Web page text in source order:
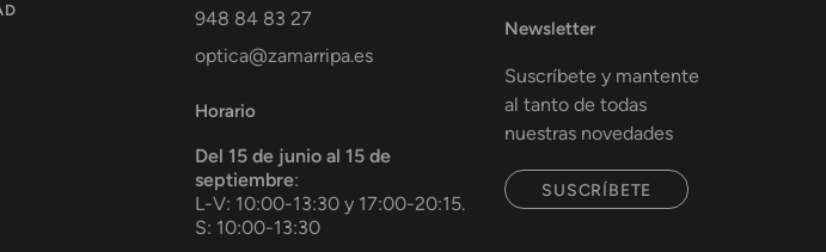
948 84 83 27
optica@zamarripa.es
Horario
Del 15 de junio al 15 de
septiembre:
L-V: 10:00-13:30 y 17:00-20:15.
S: 10:00-13:30
Newsletter
Suscríbete y mantente
al tanto de todas
nuestras novedades
SUSCRÍBETE